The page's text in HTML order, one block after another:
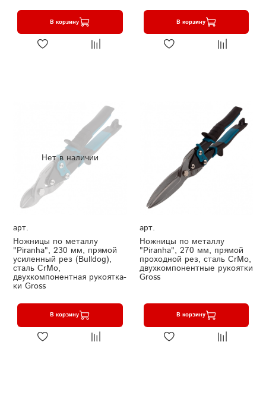
В корзину В корзину
Нет в наличии
арт.
Ножницы по металлу
"Piranha", 230 мм, прямой
усиленный рез (Bulldog),
сталь СrMo,
двухкомпонентная рукоятка-
ки Gross
В корзину
арт.
Ножницы по металлу
"Piranha", 270 мм, прямой
проходной рез, сталь СrMo,
двухкомпонентные рукоятки
Gross
В корзину